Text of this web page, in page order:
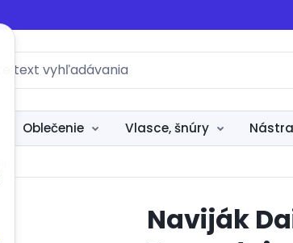
Oblečenie Vlasce, šnúry
Naviják